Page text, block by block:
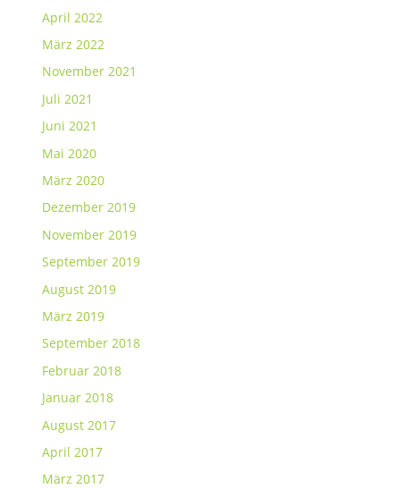
April 2022
März 2022
November 2021
Juli 2021
Juni 2021
Mai 2020
März 2020
Dezember 2019
November 2019
September 2019
August 2019
März 2019
September 2018
Februar 2018
Januar 2018
August 2017
April 2017
März 2017